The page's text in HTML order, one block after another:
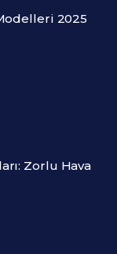
2025
Zorlu Hava